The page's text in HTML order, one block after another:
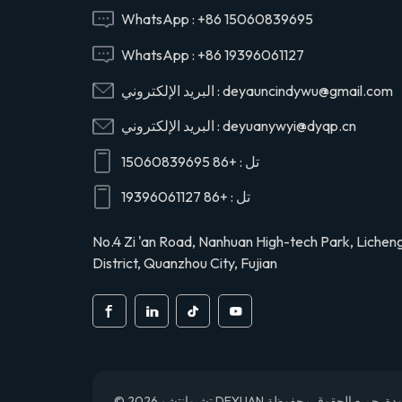
29165EV120
رأس أسطوانة ضاغط
291201020
S2911-01910 رأس
أسطوانة ضاغط الهواء
S291101910
WhatsApp : +86 15060839695
WhatsApp : +86 19396061127
البريد الإلكتروني :deyauncindywu@gmail.com
البريد الإلكتروني :deyuanywyi@dyqp.cn
تل : +86 15060839695
تل : +86 19396061127
No.4 Zi 'an Road, Nanhuan High-tech Park,
District, Quanzhou City, Fujian